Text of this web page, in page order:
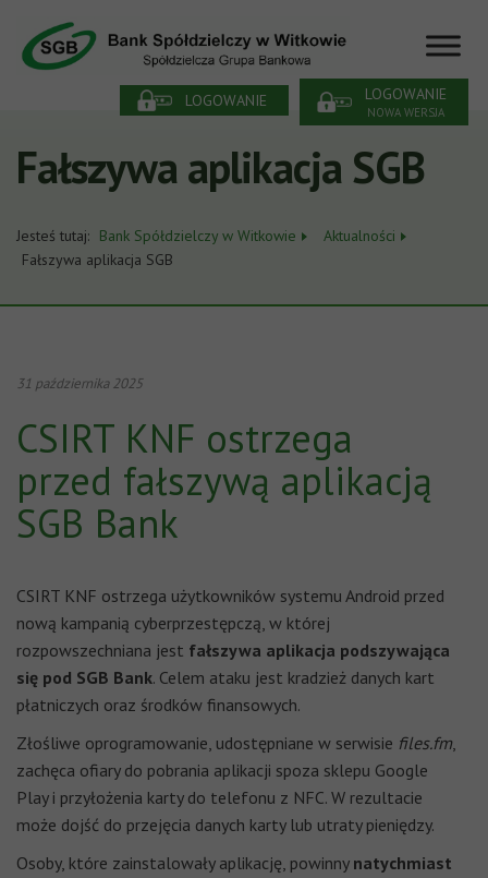
LOGOWANIE LOGOWANIE
NOWA WERSJA
Fałszywa aplikacja SGB
Jesteś tutaj: Bank Spółdzielczy w Witkowie
Aktualności
Fałszywa aplikacja SGB
31 października 2025
CSIRT KNF ostrzega
przed fałszywą aplikacją
SGB Bank
CSIRT KNF ostrzega użytkowników systemu Android przed
nową kampanią cyberprzestępczą, w której
rozpowszechniana jest fałszywa aplikacja podszywająca
się pod SGB Bank. Celem ataku jest kradzież danych kart
płatniczych oraz środków finansowych.
Złośliwe oprogramowanie, udostępniane w serwisie files.fm,
zachęca ofiary do pobrania aplikacji spoza sklepu Google
Play i przyłożenia karty do telefonu z NFC. W rezultacie
może dojść do przejęcia danych karty lub utraty pieniędzy.
Osoby, które zainstalowały aplikację, powinny natychmiast